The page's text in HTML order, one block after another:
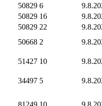
50829 6
50829 16
50829 22
50668 2
51427 10
34497 5